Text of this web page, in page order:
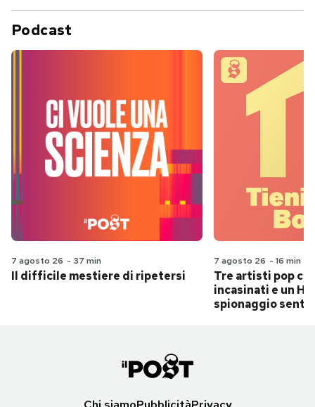
Podcast
7 agosto 26 - 37 min
Il difficile mestiere di ripetersi
7 agosto 26 - 16 min
Tre artisti pop
incasinati e un
spionaggio